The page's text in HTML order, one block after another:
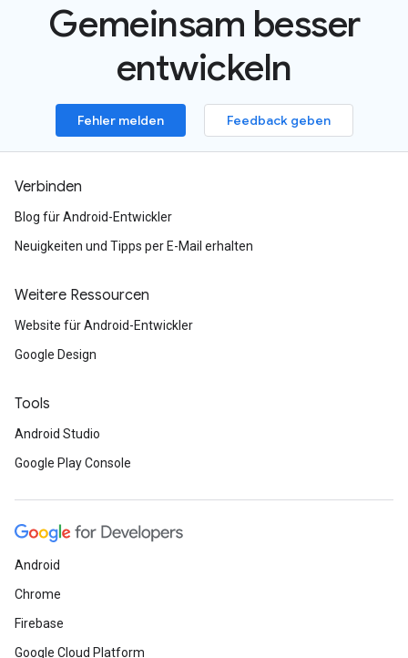
Gemeinsam besser
entwickeln
Fehler melden Feedback geben
Verbinden
Blog für Android-Entwickler
Neuigkeiten und Tipps per E-Mail erhalten
Weitere Ressourcen
Website für Android-Entwickler
Google Design
Tools
Android Studio
Google Play Console
Android
Chrome
Firebase
Google Cloud Platform